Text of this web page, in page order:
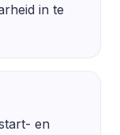
in te
en